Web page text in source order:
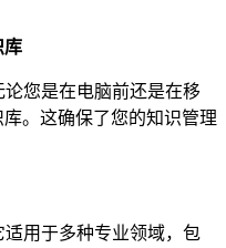
库
您是在电脑前还是在移
。这确保了您的知识管理
用于多种专业领域，包